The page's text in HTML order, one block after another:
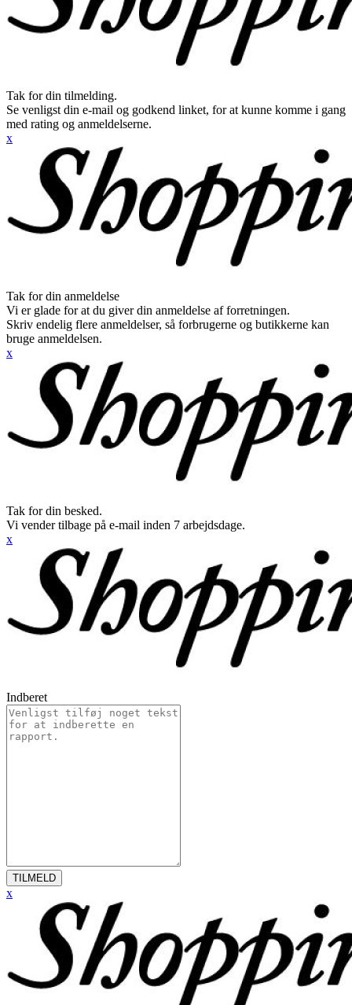
Tak for din tilmelding.
Se venligst din e-mail og godkend linket, for at kunne komme i gang
med rating og anmeldelserne.
x
Tak for din anmeldelse
Vi er glade for at du giver din anmeldelse af forretningen.
Skriv endelig flere anmeldelser, så forbrugerne og butikkerne kan
bruge anmeldelsen.
x
Tak for din besked.
Vi vender tilbage på e-mail inden 7 arbejdsdage.
x
Indberet
TILMELD
x